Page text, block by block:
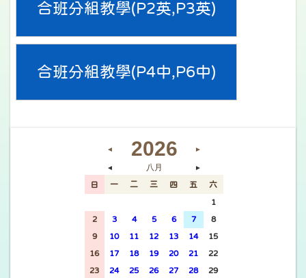
合班分組教學(P2英,P3英)
合班分組教學(P4中,P6中)
◄ 2026 ►
◄ 八月 ►
日 一 二 三 四 五 六
1
2 3 4 5 6 7 8
9 10 11 12 13 14 15
16 17 18 19 20 21 22
23 24 25 26 27 28 29